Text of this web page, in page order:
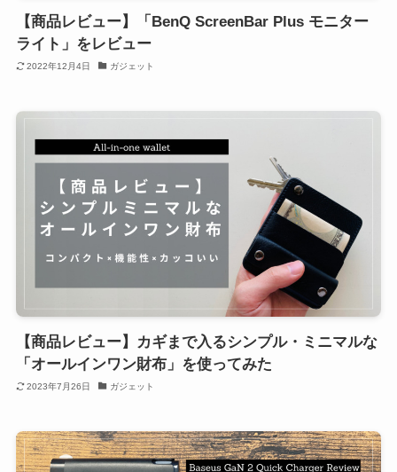
【商品レビュー】「BenQ ScreenBar Plus モニター
ライト」をレビュー
2022年12月4日 ガジェット
【商品レビュー】カギまで入るシンプル・ミニマルな
「オールインワン財布」を使ってみた
2023年7月26日 ガジェット